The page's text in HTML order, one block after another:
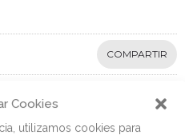
Cookies
utilizamos cookies para
COMPARTIR